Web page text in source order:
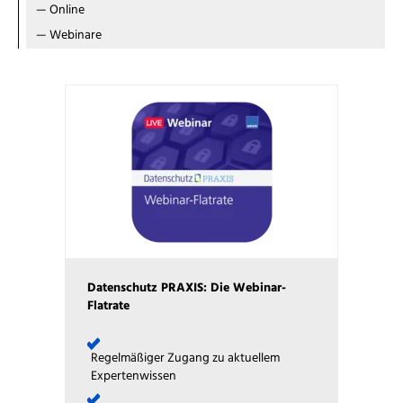
—Online
—Webinare
Datenschutz PRAXIS: Die Webinar-
Flatrate
Regelmäßiger Zugang zu aktuellem
Expertenwissen